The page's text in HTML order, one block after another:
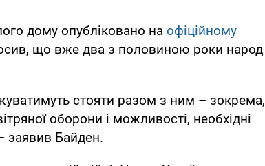
дому опубліковано на офіційному
що вже два з половиною роки народ
стояти разом з ним – зокрема,
оборони і можливості, необхідні
заявив Байден.